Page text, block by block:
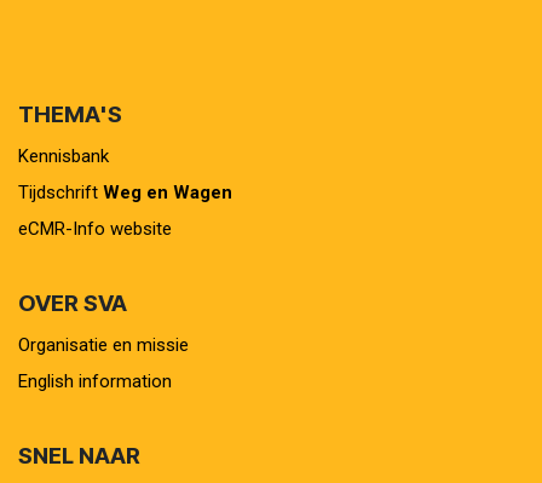
THEMA'S
Kennisbank
Tijdschrift Weg en Wagen
eCMR-Info website
OVER SVA
Organisatie en missie
English information
SNEL NAAR